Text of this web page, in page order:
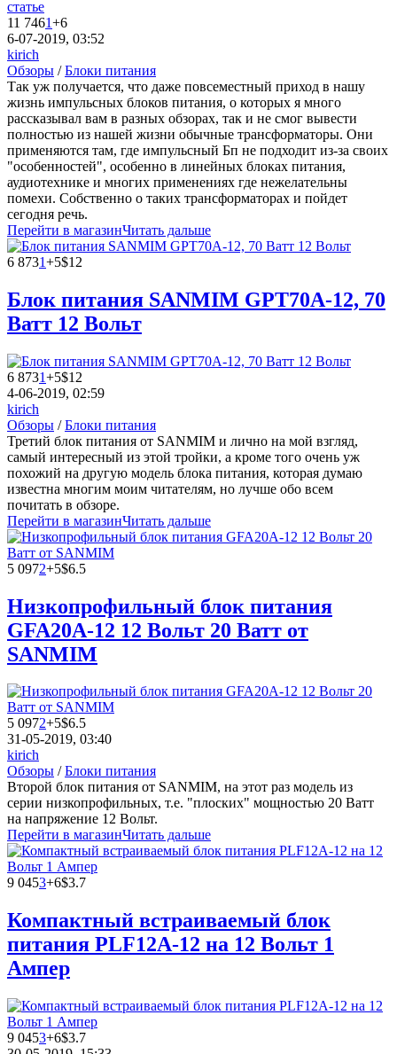
11 7461+6
6-07-2019, 03:52
kirich
Обзоры /Блоки питания
Так уж получается, что даже повсеместный приход в нашу
жизнь импульсных блоков питания, о которых я много
рассказывал вам в разных обзорах, так и не смог вывести
полностью из нашей жизни обычные трансформаторы. Они
применяются там, где импульсный Бп не подходит из-за своих
"особенностей", особенно в линейных блоках питания,
аудиотехнике и многих применениях где нежелательны
помехи. Собственно о таких трансформаторах и пойдет
сегодня речь.
Перейти в магазинЧитать дальше
6 8731+5$12
Блок питания SANMIM GPT70A-12, 70
Ватт 12 Вольт
6 8731+5$12
4-06-2019, 02:59
kirich
Обзоры /Блоки питания
Третий блок питания от SANMIM и лично на мой взгляд,
самый интересный из этой тройки, а кроме того очень уж
похожий на другую модель блока питания, которая думаю
известна многим моим читателям, но лучше обо всем
почитать в обзоре.
Перейти в магазинЧитать дальше
5 0972+5$6.5
Низкопрофильный блок питания
GFA20A-12 12 Вольт 20 Ватт от
SANMIM
5 0972+5$6.5
31-05-2019, 03:40
kirich
Обзоры /Блоки питания
Второй блок питания от SANMIM, на этот раз модель из
серии низкопрофильных, т.е. "плоских" мощностью 20 Ватт
на напряжение 12 Вольт.
Перейти в магазинЧитать дальше
9 0453+6$3.7
Компактный встраиваемый блок
питания PLF12A-12 на 12 Вольт 1
Ампер
9 0453+6$3.7